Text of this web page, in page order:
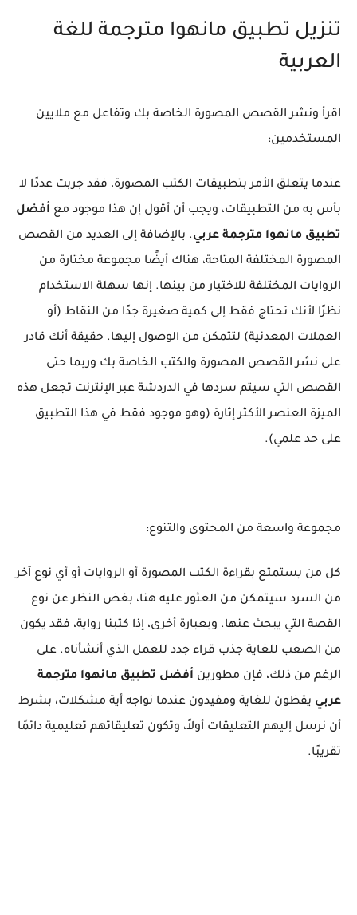
تنزيل تطبيق مانهوا مترجمة للغة
العربية
اقرأ ونشر القصص المصورة الخاصة بك وتفاعل مع ملايين
المستخدمين:
عندما يتعلق الأمر بتطبيقات الكتب المصورة، فقد جربت عددًا لا
بأس به من التطبيقات، ويجب أن أقول إن هذا موجود مع أفضل
تطبيق مانهوا مترجمة عربي. بالإضافة إلى العديد من القصص
المصورة المختلفة المتاحة، هناك أيضًا مجموعة مختارة من
الروايات المختلفة للاختيار من بينها. إنها سهلة الاستخدام
نظرًا لأنك تحتاج فقط إلى كمية صغيرة جدًا من النقاط (أو
العملات المعدنية) لتتمكن من الوصول إليها. حقيقة أنك قادر
على نشر القصص المصورة والكتب الخاصة بك وربما حتى
القصص التي سيتم سردها في الدردشة عبر الإنترنت تجعل هذه
الميزة العنصر الأكثر إثارة (وهو موجود فقط في هذا التطبيق
على حد علمي).
مجموعة واسعة من المحتوى والتنوع:
كل من يستمتع بقراءة الكتب المصورة أو الروايات أو أي نوع آخر
من السرد سيتمكن من العثور عليه هنا، بغض النظر عن نوع
القصة التي يبحث عنها. وبعبارة أخرى، إذا كتبنا رواية، فقد يكون
من الصعب للغاية جذب قراء جدد للعمل الذي أنشأناه. على
الرغم من ذلك، فإن مطورين أفضل تطبيق مانهوا مترجمة
عربي يقظون للغاية ومفيدون عندما نواجه أية مشكلات، بشرط
أن نرسل إليهم التعليقات أولاً، وتكون تعليقاتهم تعليمية دائمًا
تقريبًا.